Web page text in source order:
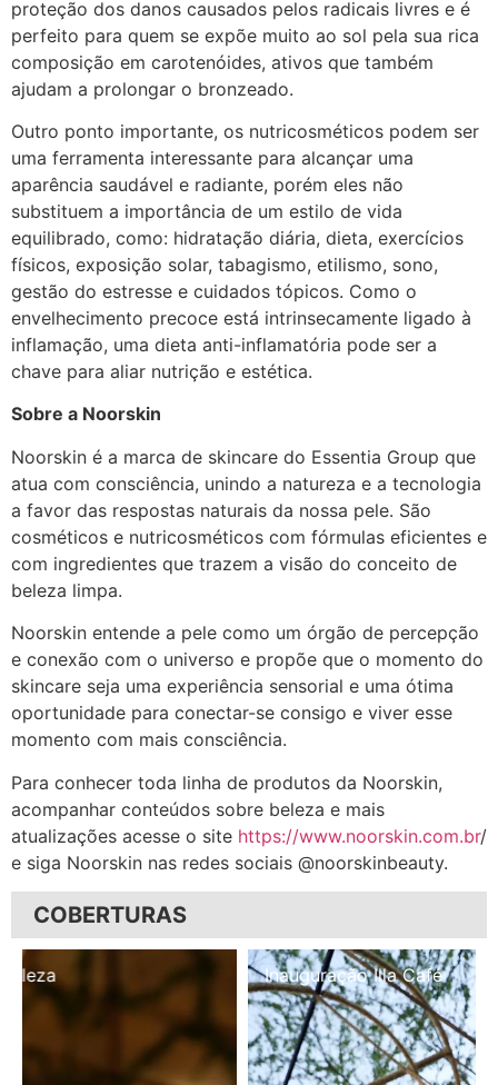
proteção dos danos causados pelos radicais livres e é
perfeito para quem se expõe muito ao sol pela sua rica
composição em carotenóides, ativos que também
ajudam a prolongar o bronzeado.
Outro ponto importante, os nutricosméticos podem ser
uma ferramenta interessante para alcançar uma
aparência saudável e radiante, porém eles não
substituem a importância de um estilo de vida
equilibrado, como: hidratação diária, dieta, exercícios
físicos, exposição solar, tabagismo, etilismo, sono,
gestão do estresse e cuidados tópicos. Como o
envelhecimento precoce está intrinsecamente ligado à
inflamação, uma dieta anti-inflamatória pode ser a
chave para aliar nutrição e estética.
Sobre a Noorskin
Noorskin é a marca de skincare do Essentia Group que
atua com consciência, unindo a natureza e a tecnologia
a favor das respostas naturais da nossa pele. São
cosméticos e nutricosméticos com fórmulas eficientes e
com ingredientes que trazem a visão do conceito de
beleza limpa.
Noorskin entende a pele como um órgão de percepção
e conexão com o universo e propõe que o momento do
skincare seja uma experiência sensorial e uma ótima
oportunidade para conectar-se consigo e viver esse
momento com mais consciência.
Para conhecer toda linha de produtos da Noorskin,
acompanhar conteúdos sobre beleza e mais
atualizações acesse o site https://www.noorskin.com.br/
e siga Noorskin nas redes sociais @noorskinbeauty.
COBERTURAS
Inauguração Illa Café